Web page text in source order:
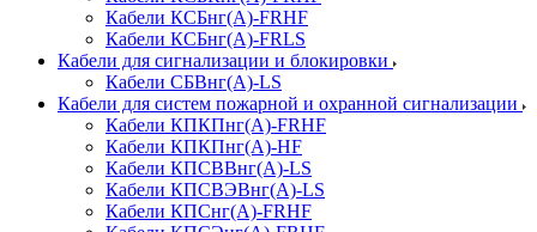
Кабели КСБнг(А)-FRHF
Кабели КСБнг(А)-FRLS
Кабели для сигнализации и блокировки
Кабели СБВнг(А)-LS
Кабели для систем пожарной и охранной сигнализации
Кабели КПКПнг(А)-FRHF
Кабели КПКПнг(А)-HF
Кабели КПСВВнг(А)-LS
Кабели КПСВЭВнг(А)-LS
Кабели КПСнг(А)-FRHF